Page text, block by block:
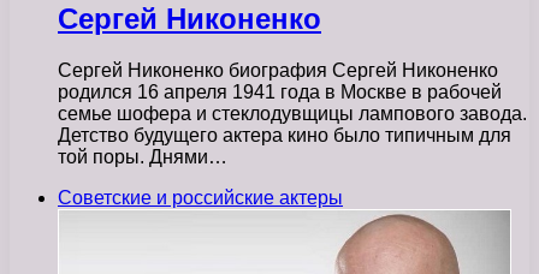
Сергей Никоненко
Сергей Никоненко биография Сергей Никоненко
родился 16 апреля 1941 года в Москве в рабочей
семье шофера и стеклодувщицы лампового завода.
Детство будущего актера кино было типичным для
той поры. Днями…
Советские и российские актеры